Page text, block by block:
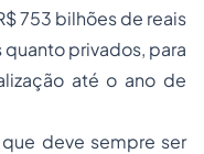
753 bilhões de reais
privados, para
até o ano de
que deve sempre ser